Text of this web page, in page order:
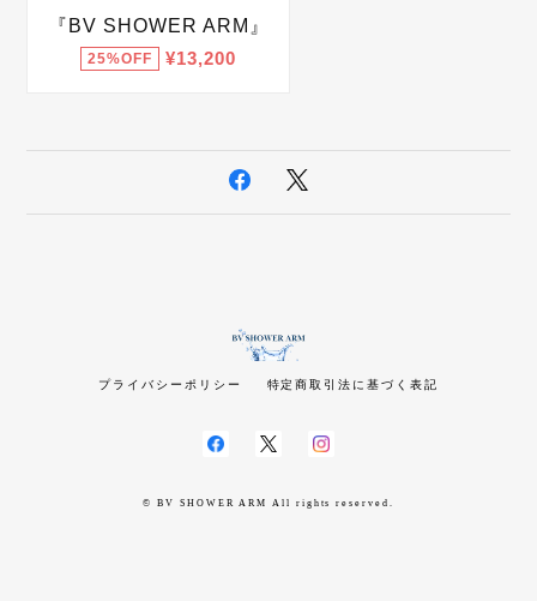
プライバシーポリシー 特定商取引法に基づく表記
© BV SHOWER ARM All rights reserved.